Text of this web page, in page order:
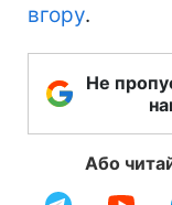
вгору.
Не
Або